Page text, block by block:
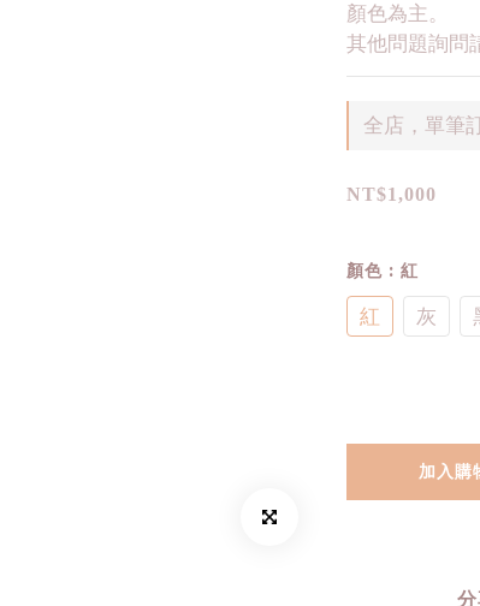
顏色為主。
其他問題詢問
全店，單筆
NT$1,000
顏色 : 紅
紅 灰
加入購
分